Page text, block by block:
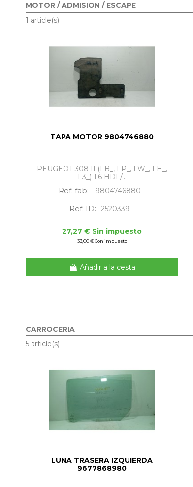
MOTOR / ADMISION / ESCAPE
1 article(s)
TAPA MOTOR 9804746880
PEUGEOT 308 II (LB_, LP_, LW_, LH_,
L3_) 1.6 HDI /...
Ref. fab: 9804746880
Ref. ID: 2520339
27,27 € Sin impuesto
33,00 € Con impuesto
Añadir a la cesta
CARROCERIA
5 article(s)
LUNA TRASERA IZQUIERDA
9677868980